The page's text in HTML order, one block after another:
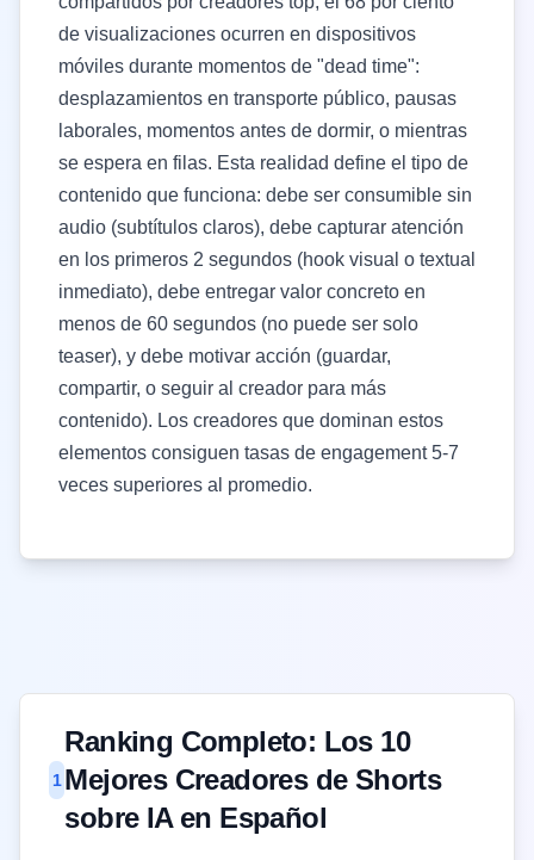
de visualizaciones ocurren en dispositivos
móviles durante momentos de "dead time":
desplazamientos en transporte público, pausas
laborales, momentos antes de dormir, o mientras
se espera en filas. Esta realidad define el tipo de
contenido que funciona: debe ser consumible sin
audio (subtítulos claros), debe capturar atención
en los primeros 2 segundos (hook visual o textual
inmediato), debe entregar valor concreto en
menos de 60 segundos (no puede ser solo
teaser), y debe motivar acción (guardar,
compartir, o seguir al creador para más
contenido). Los creadores que dominan estos
elementos consiguen tasas de engagement 5-7
veces superiores al promedio.
1
Ranking Completo: Los 10
Mejores Creadores de Shorts
sobre IA en Español